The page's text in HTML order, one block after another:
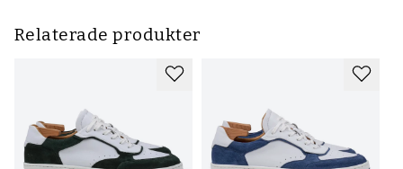
Relaterade produkter